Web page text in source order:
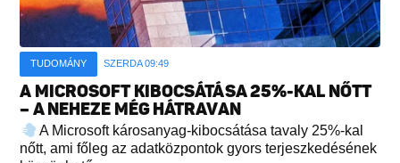
TUDOMÁNY SZERDA 09:49
A MICROSOFT KIBOCSÁTÁSA 25%-KAL NŐTT
– A NEHEZE MÉG HÁTRAVAN
A Microsoft károsanyag-kibocsátása tavaly 25%-kal
nőtt, ami főleg az adatközpontok gyors terjeszkedésének